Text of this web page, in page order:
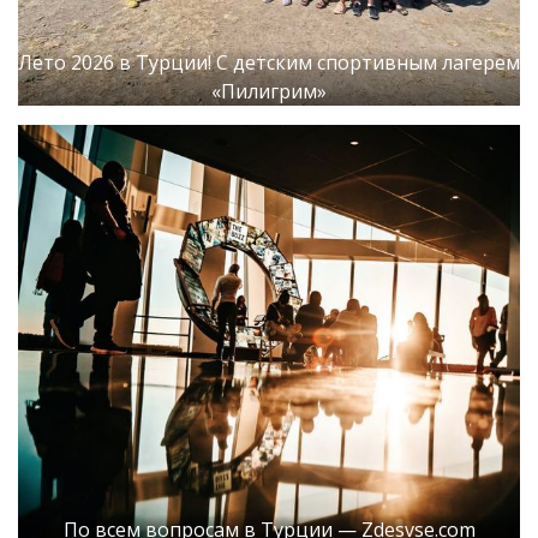
Лето 2026 в Турции! С детским спортивным лагерем
«Пилигрим»
По всем вопросам в Турции — Zdesvse.com